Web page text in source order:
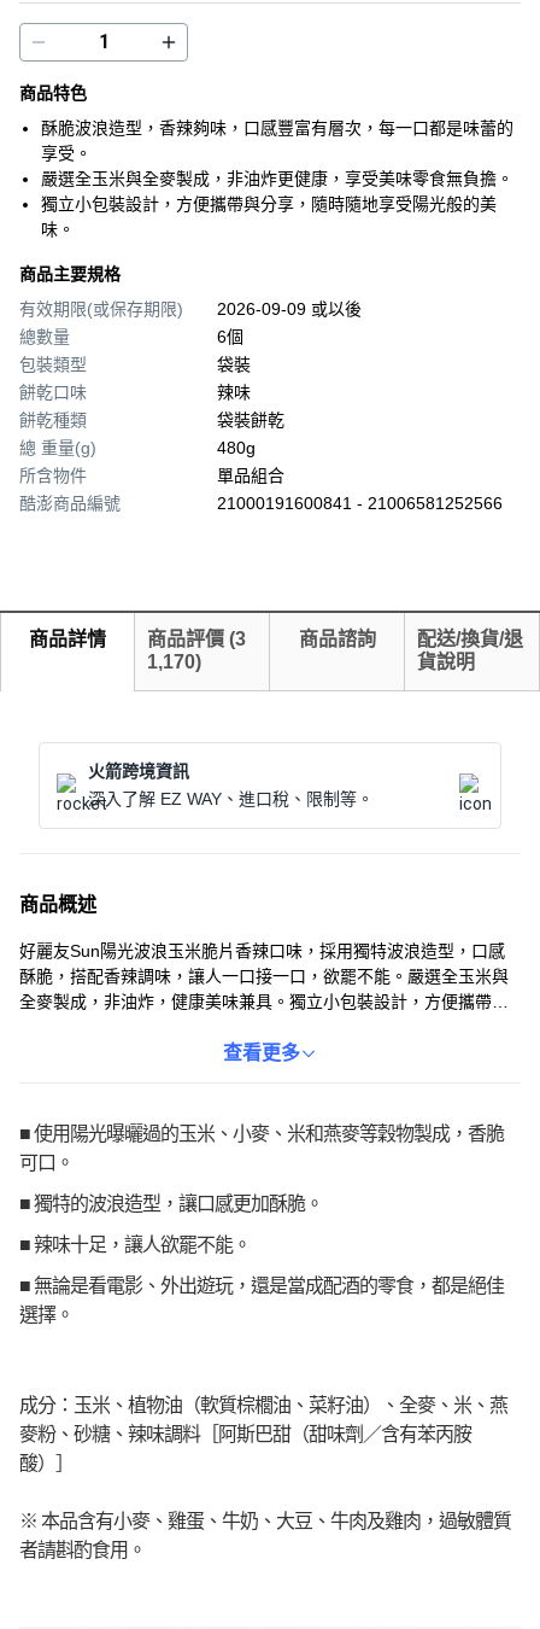
商品特色
酥脆波浪造型，香辣夠味，口感豐富有層次，每一口都是味蕾的
享受。
嚴選全玉米與全麥製成，非油炸更健康，享受美味零食無負擔。
獨立小包裝設計，方便攜帶與分享，隨時隨地享受陽光般的美
味。
商品主要規格
有效期限(或保存期限)
2026-09-09 或以後
總數量
6個
包裝類型
袋裝
餅乾口味
辣味
餅乾種類
袋裝餅乾
總 重量(g)
480g
所含物件
單品組合
酷澎商品編號
21000191600841 - 21006581252566
商品詳情 商品評價 (3
1,170)
商品諮詢
配送/換貨/退
貨說明
火箭跨境資訊
深入了解 EZ WAY、進口稅、限制等。
商品概述
好麗友Sun陽光波浪玉米脆片香辣口味，採用獨特波浪造型，口感
酥脆，搭配香辣調味，讓人一口接一口，欲罷不能。嚴選全玉米與
全麥製成，非油炸，健康美味兼具。獨立小包裝設計，方便攜帶，
家休閒時光，都是您的最佳零食選擇。快來體驗這款充滿陽光滋味
查看更多
■ 使用陽光曝曬過的玉米、小麥、米和燕麥等穀物製成，香脆
可口。
■ 獨特的波浪造型，讓口感更加酥脆。
■ 辣味十足，讓人欲罷不能。
■ 無論是看電影、外出遊玩，還是當成配酒的零食，都是絕佳
選擇。
成分：玉米、植物油（軟質棕櫚油、菜籽油）、全麥、米、燕
麥粉、砂糖、辣味調料［阿斯巴甜（甜味劑／含有苯丙胺
酸）］
※ 本品含有小麥、雞蛋、牛奶、大豆、牛肉及雞肉，過敏體質
者請斟酌食用。